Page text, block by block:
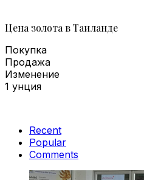
Цена золота в Таиланде
Покупка
Продажа
Изменение
1 унция
Recent
Popular
Comments